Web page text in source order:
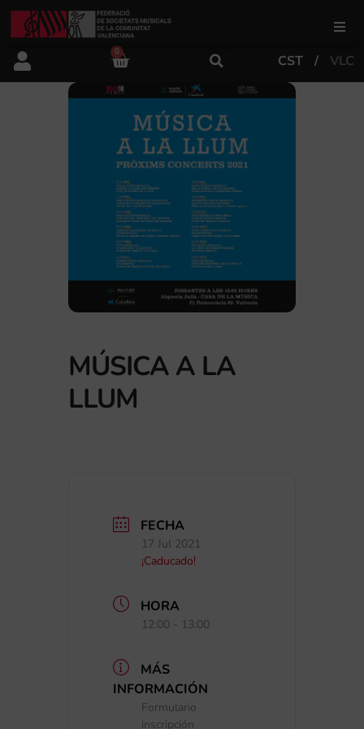
FSMCV
0
CST VLC
MÚSICA A LA
LLUM
FECHA
17 Jul 2021
¡Caducado!
HORA
12:00 - 13:00
MÁS
INFORMACIÓN
Formulario
inscripción